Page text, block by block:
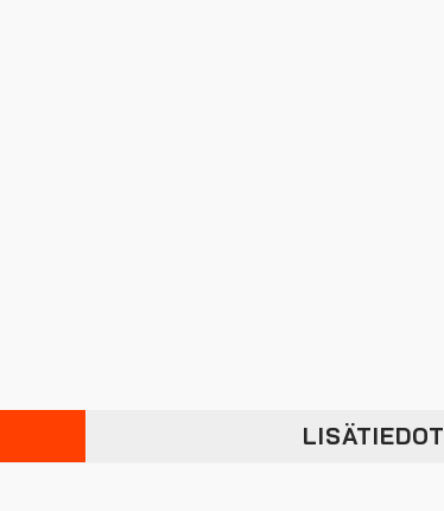
LISÄTIEDOT